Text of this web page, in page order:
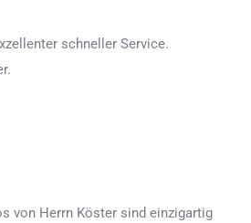
schneller Service.
von Herrn Köster sind einzigartig